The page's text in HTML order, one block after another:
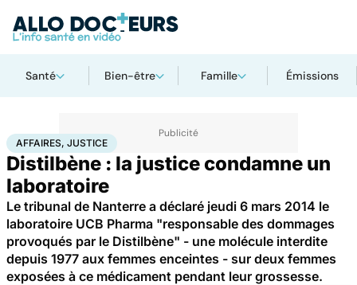
Santé Bien-être Famille Émissions
AccueilSantéSociétéJustice Affaires, justice
AFFAIRES, JUSTICE
Distilbène : la justice condamne un
laboratoire
Le tribunal de Nanterre a déclaré jeudi 6 mars 2014 le
laboratoire UCB Pharma "responsable des dommages
provoqués par le Distilbène" - une molécule interdite
depuis 1977 aux femmes enceintes - sur deux femmes
exposées à ce médicament pendant leur grossesse.